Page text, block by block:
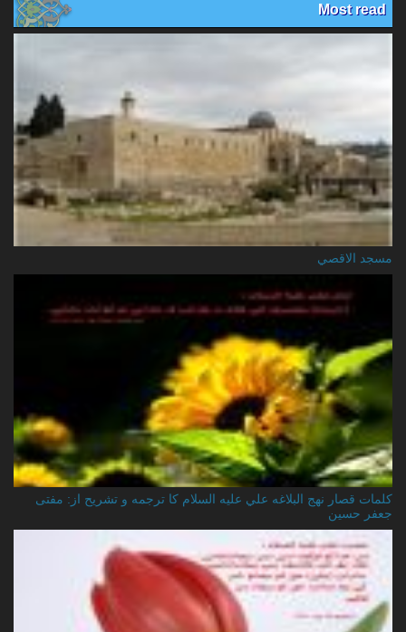
Most read
مسجد الاقصي
کلمات قصار نهج البلاغه علي عليه السلام کا ترجمه و تشریح از: مفتی
جعفر حسین